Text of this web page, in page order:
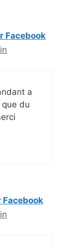
Facebook
a
du